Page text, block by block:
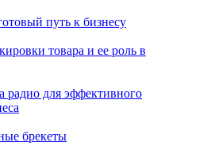
путь к бизнесу
товара и ее роль в
для эффективного
брекеты